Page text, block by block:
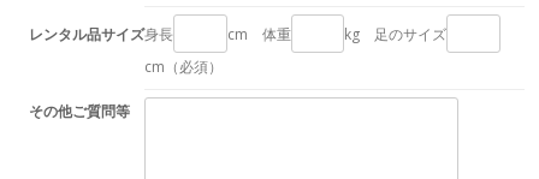
レンタル品サイズ身長 cm 体重
kg 足のサイズ
cm（必須）
その他ご質問等